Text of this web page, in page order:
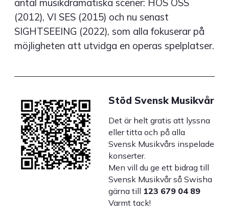
(2012), VI SES (2015) och nu senast
SIGHTSEEING (2022), som alla fokuserar på
möjligheten att utvidga en operas spelplatser.
Stöd Svensk Musikvår
Det är helt gratis att lyssna
eller titta och på alla
Svensk Musikvårs inspelade
konserter.
Men vill du ge ett bidrag till
Svensk Musikvår så Swisha
gärna till 123 679 04 89
Varmt tack!